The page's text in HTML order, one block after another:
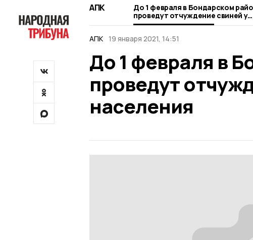
АПК
До 1 февраля в Бондарском
проведут отчуждение свиней у
населения
АПК 19 января 2021, 14:51
До 1 февраля в
проведут
населения